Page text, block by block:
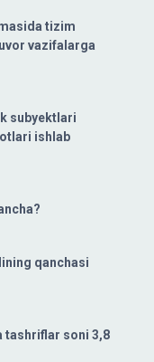
tizim
vazifalarga
subyektlari
ishlab
qanchasi
tashriflar soni 3,8